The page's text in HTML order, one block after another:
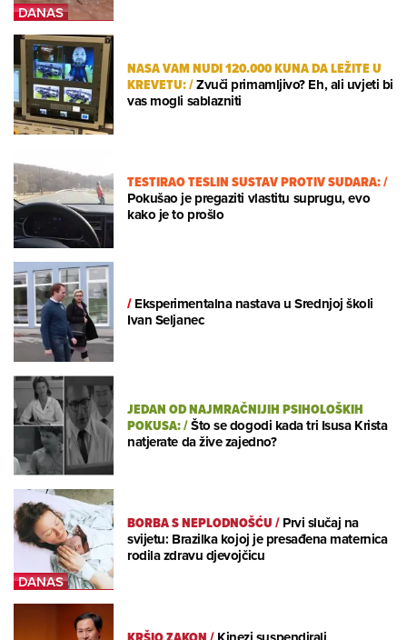
NASA VAM NUDI 120.000 KUNA DA LEŽITE U
KREVETU:/Zvuči primamljivo? Eh, ali uvjeti bi
vas mogli sablazniti
TESTIRAO TESLIN SUSTAV PROTIV SUDARA:/
Pokušao je pregaziti vlastitu suprugu, evo
kako je to prošlo
/Eksperimentalna nastava u Srednjoj školi
Ivan Seljanec
JEDAN OD NAJMRAČNIJIH PSIHOLOŠKIH
POKUSA:/Što se dogodi kada tri Isusa Krista
natjerate da žive zajedno?
BORBA S NEPLODNOŠĆU/Prvi slučaj na
svijetu: Brazilka kojoj je presađena maternica
rodila zdravu djevojčicu